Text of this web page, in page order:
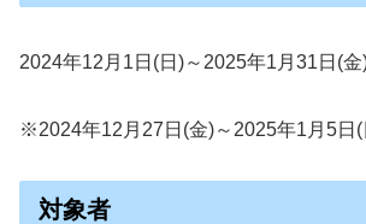
2024年12月1日(日)～2025年1月31日(金
※2024年12月27日(金)～2025年1月5日(
対象者